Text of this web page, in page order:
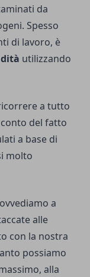
da
Spesso
di lavoro, è
utilizzando
a tutto
del fatto
a base di
molto
a
alle
con la nostra
possiamo
alla